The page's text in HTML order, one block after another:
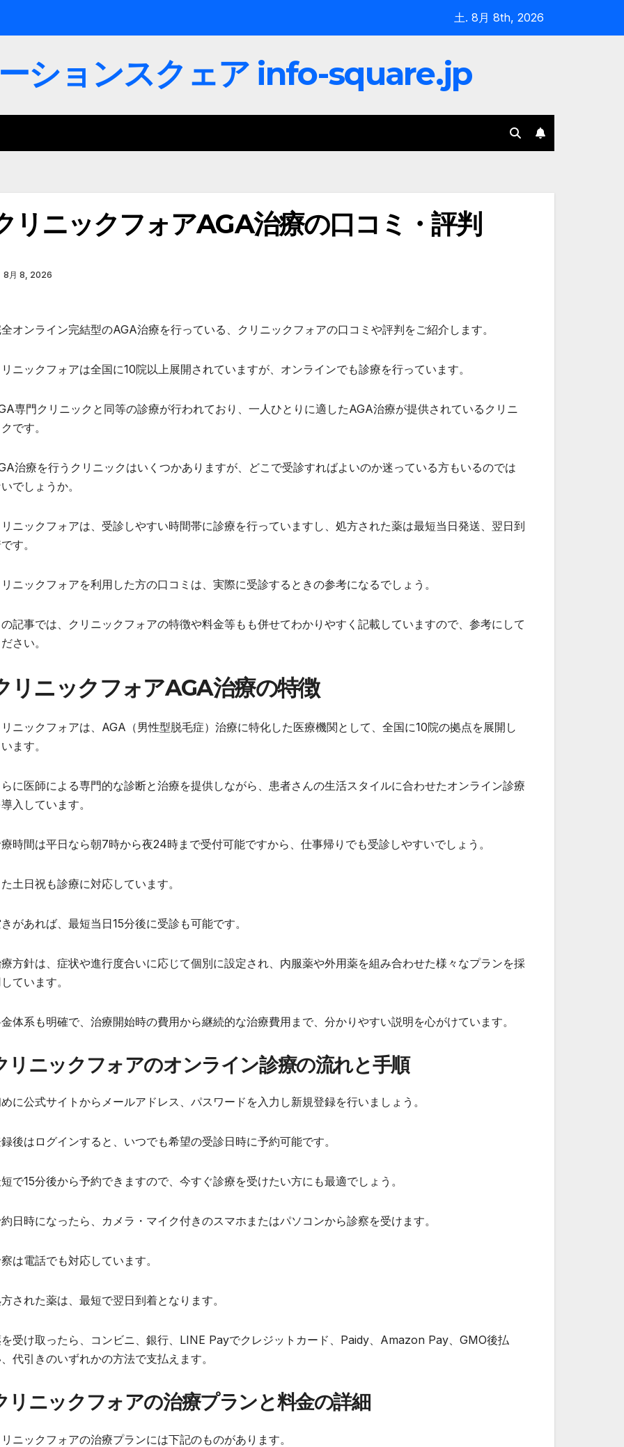
土. 8月 8th, 2026
ションスクェア info-square.jp
リニックフォアAGA治療の口コミ・評判
8月 8, 2026
オンライン完結型のAGA治療を行っている、クリニックフォアの口コミや評判をご紹介します。
ニックフォアは全国に10院以上展開されていますが、オンラインでも診療を行っています。
専門クリニックと同等の診療が行われており、一人ひとりに適したAGA治療が提供されているクリニ
です。
治療を行うクリニックはいくつかありますが、どこで受診すればよいのか迷っている方もいるのでは
でしょうか。
ニックフォアは、受診しやすい時間帯に診療を行っていますし、処方された薬は最短当日発送、翌日到
す。
ニックフォアを利用した方の口コミは、実際に受診するときの参考になるでしょう。
記事では、クリニックフォアの特徴や料金等もも併せてわかりやすく記載していますので、参考にして
さい。
リニックフォアAGA治療の特徴
ニックフォアは、AGA（男性型脱毛症）治療に特化した医療機関として、全国に10院の拠点を展開し
ます。
に医師による専門的な診断と治療を提供しながら、患者さんの生活スタイルに合わせたオンライン診療
入しています。
時間は平日なら朝7時から夜24時まで受付可能ですから、仕事帰りでも受診しやすいでしょう。
土日祝も診療に対応しています。
があれば、最短当日15分後に受診も可能です。
方針は、症状や進行度合いに応じて個別に設定され、内服薬や外用薬を組み合わせた様々なプランを採
ています。
体系も明確で、治療開始時の費用から継続的な治療費用まで、分かりやすい説明を心がけています。
リニックフォアのオンライン診療の流れと手順
に公式サイトからメールアドレス、パスワードを入力し新規登録を行いましょう。
後はログインすると、いつでも希望の受診日時に予約可能です。
で15分後から予約できますので、今すぐ診療を受けたい方にも最適でしょう。
日時になったら、カメラ・マイク付きのスマホまたはパソコンから診察を受けます。
は電話でも対応しています。
された薬は、最短で翌日到着となります。
受け取ったら、コンビニ、銀行、LINE Payでクレジットカード、Paidy、Amazon Pay、GMO後払
代引きのいずれかの方法で支払えます。
リニックフォアの治療プランと料金の詳細
ニックフォアの治療プランには下記のものがあります。